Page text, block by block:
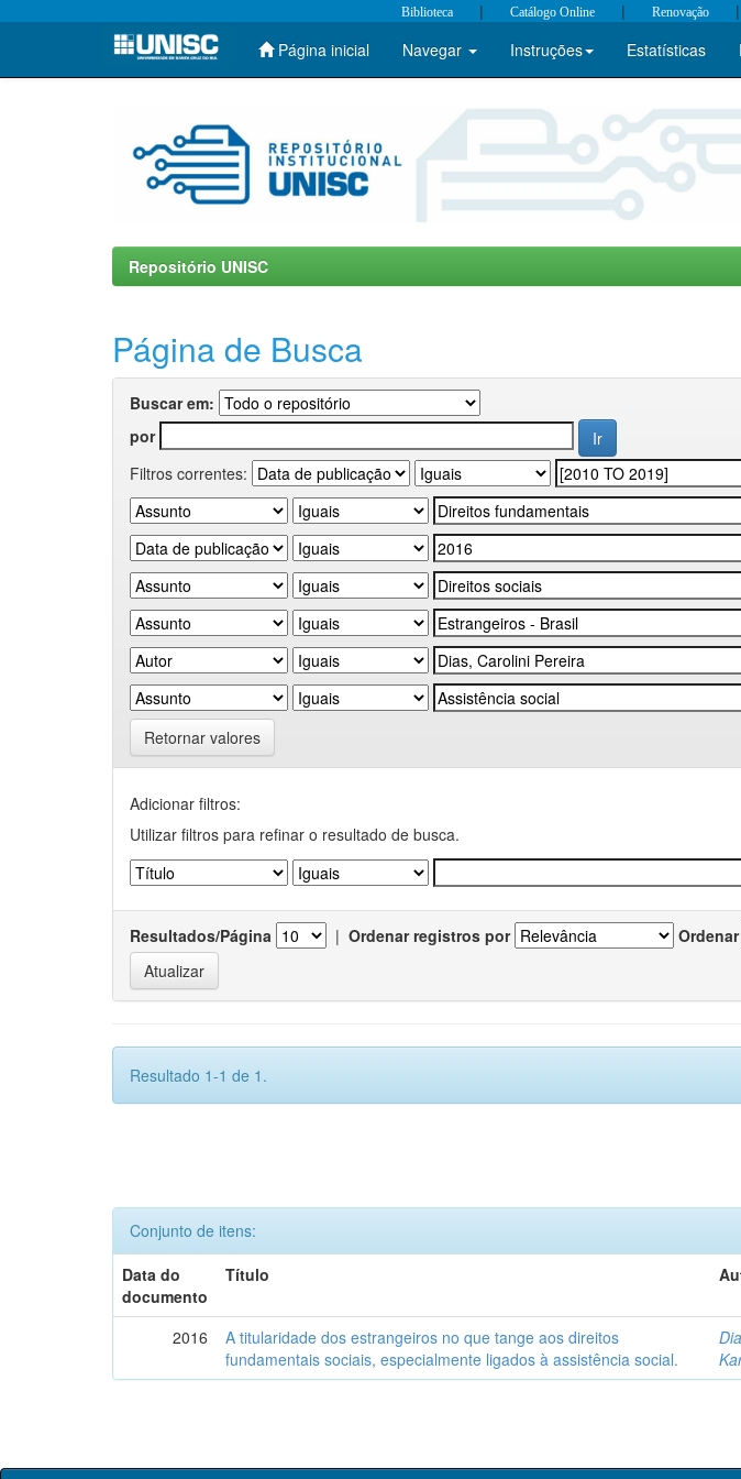
Skip
Biblioteca | Catálogo Online | Renovação |
Página inicial Navegar Instruções Estatísticas
Repositório UNISC
Página de Busca
Buscar em:
por
Filtros correntes:
Retornar valores
Adicionar filtros:
Utilizar filtros para refinar o resultado de busca.
Resultados/Página | Ordenar registros por Ordenar
Resultado 1-1 de 1.
Conjunto de itens:
Data do
documento
Título
2016
A titularidade dos estrangeiros no que tange aos direitos
fundamentais sociais, especialmente ligados à assistência social.